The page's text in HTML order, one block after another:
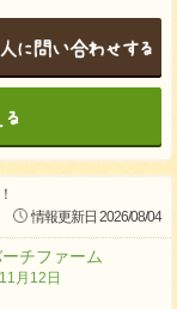
情報更新日 2026/08/04
チファーム
月12日